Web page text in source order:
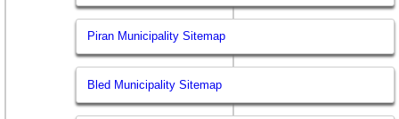
Piran Municipality Sitemap
Bled Municipality Sitemap